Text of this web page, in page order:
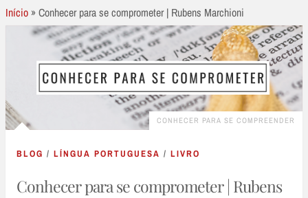
Início »Conhecer para se comprometer | Rubens Marchioni
CONHECER PARA SE COMPREENDER
BLOG / LÍNGUA PORTUGUESA / LIVRO
Conhecer para se comprometer | Rubens